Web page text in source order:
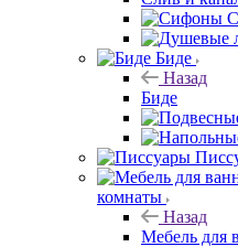
Биде
Назад
Биде
комнаты
Назад
Мебель для